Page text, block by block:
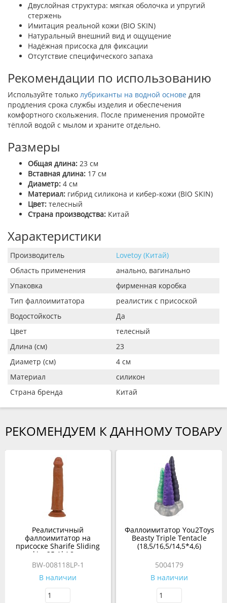
Двуслойная структура: мягкая оболочка и упругий
стержень
Имитация реальной кожи (BIO SKIN)
Натуральный внешний вид и ощущение
Надёжная присоска для фиксации
Отсутствие специфического запаха
Рекомендации по использованию
Используйте только лубриканты на водной основе для
продления срока службы изделия и обеспечения
комфортного скольжения. После применения промойте
тёплой водой с мылом и храните отдельно.
Размеры
Общая длина: 23 см
Вставная длина: 17 см
Диаметр: 4 см
Материал: гибрид силикона и кибер-кожи (BIO SKIN)
Цвет: телесный
Страна производства: Китай
Характеристики
Производитель
Lovetoy (Китай)
Область применения
анально, вагинально
Упаковка
фирменная коробка
Тип фаллоимитатора
реалистик с присоской
Водостойкость
Да
Цвет
телесный
Длина (см)
23
Диаметр (см)
4 см
Материал
силикон
Страна бренда
Китай
РЕКОМЕНДУЕМ К ДАННОМУ ТОВАРУ
Реалистичный
фаллоимитатор на
присоске Sharife Sliding
skin, 25,4*4,8 см,
коричневый
BW-008118LP-1
В наличии
Фаллоимитатор You2Toys
Beasty Triple Tentacle
(18,5/16,5/14,5*4,6)
5004179
В наличии